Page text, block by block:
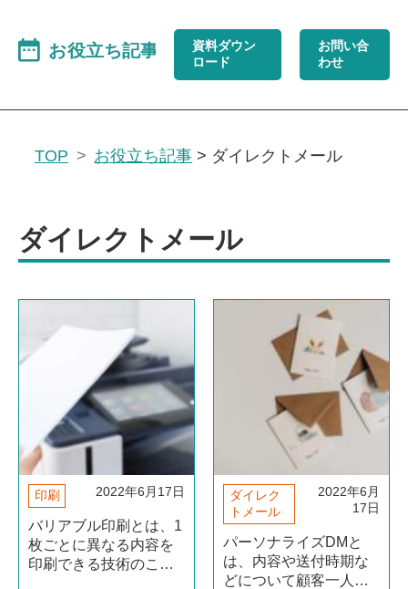
資料ダウン
ロード
お問い合
わせ
TOP お役立ち記事 > ダイレクトメール
ダイレクトメール
印刷 2022年6月17日
バリアブル印刷とは、1
枚ごとに異なる内容を
印刷できる技術のこと
ダイレク
トメール
2022年6月
17日
パーソナライズDMと
は、内容や送付時期な
どについて顧客一人ひ